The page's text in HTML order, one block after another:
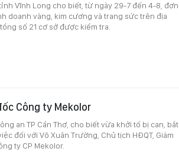
Vĩnh Long cho biết, từ ngày 29-7 đến 4-8, đơn
doanh vàng, kim cương và trang sức trên địa
số 21 cơ sở được kiểm tra.
Công ty Mekolor
an TP Cần Thơ, cho biết vừa khởi tố bị can, bắt
đối với Võ Xuân Trường, Chủ tịch HĐQT, Giám
ty CP Mekolor.